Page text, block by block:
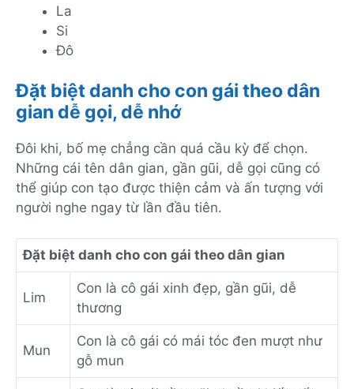
La
Si
Đô
Đặt biệt danh cho con gái theo dân
gian dễ gọi, dễ nhớ
Đôi khi, bố mẹ chẳng cần quá cầu kỳ để chọn.
Những cái tên dân gian, gần gũi, dễ gọi cũng có
thể giúp con tạo được thiện cảm và ấn tượng với
người nghe ngay từ lần đầu tiên.
Đặt biệt danh cho con gái theo dân gian
Lim
Con là cô gái xinh đẹp, gần gũi, dễ
thương
Mun
Con là cô gái có mái tóc đen mượt như
gỗ mun